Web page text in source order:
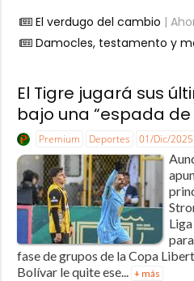
El verdugo del cambio |
Damocles, testamento y
El Tigre jugará sus
bajo una “espada
Premium Deportes 01/Dic/2025
fase de grupos de la Copa
Bolívar le quite ese... + más